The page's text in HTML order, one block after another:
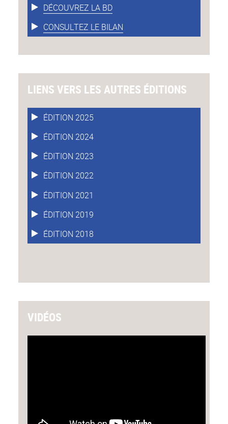
DÉCOUVREZ LA BD
CONSULTEZ LE BILAN
LIENS VERS LES AUTRES ÉDITIONS
ÉDITION 2025
ÉDITION 2024
ÉDITION 2023
ÉDITION 2022
ÉDITION 2021
ÉDITION 2019
ÉDITION 2018
VIDÉOS